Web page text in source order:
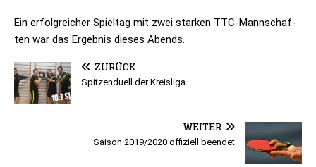
Ein erfolg­rei­cher Spiel­tag mit zwei star­ken TTC-Mann­schaf­
ten war das Ergeb­nis die­ses Abends.
ZURÜCK
Spitzenduell der Kreisliga
WEITER
Saison 2019/2020 offiziell beendet